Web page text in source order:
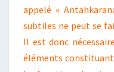
appelé «
subtiles ne peut se
Il est donc
éléments